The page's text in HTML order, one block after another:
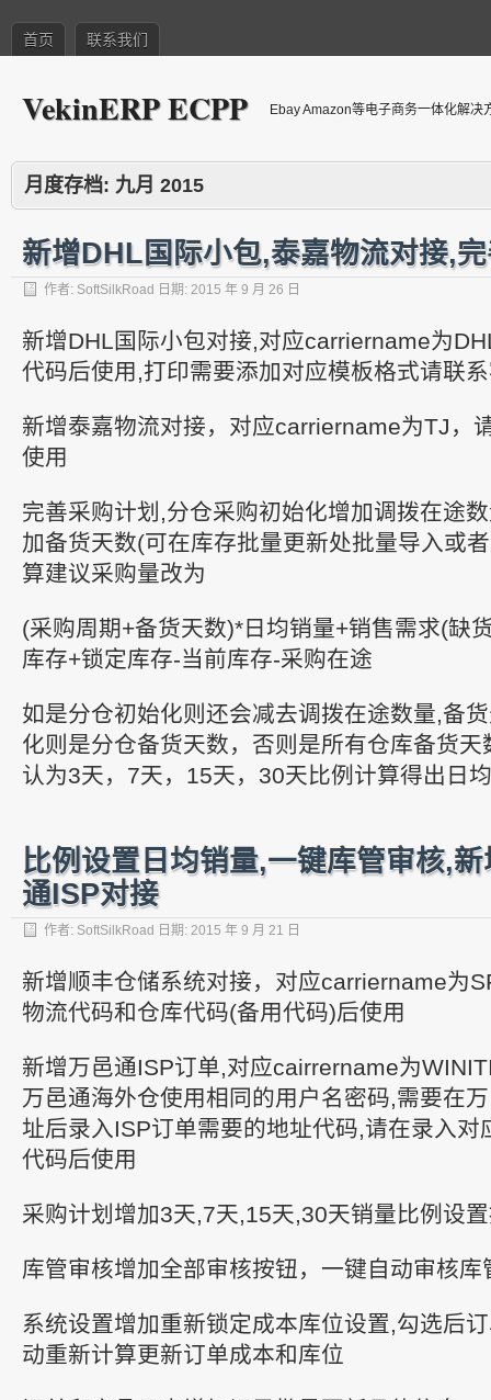
首页 联系我们
VekinERP ECPP Ebay Amazon等电子商务一体化解决
月度存档: 九月 2015
新增DHL国际小包,泰嘉物流对接,
作者: SoftSilkRoad 日期: 2015 年 9 月 26 日
新增DHL国际小包对接,对应carriername为
代码后使用,打印需要添加对应模板格式请联
新增泰嘉物流对接，对应carriername为TJ，
使用
完善采购计划,分仓采购初始化增加调拨在途
加备货天数(可在库存批量更新处批量导入或
算建议采购量改为
(采购周期+备货天数)*日均销量+销售需求(缺
库存+锁定库存-当前库存-采购在途
如是分仓初始化则还会减去调拨在途数量,备
化则是分仓备货天数，否则是所有仓库备货
认为3天，7天，15天，30天比例计算得出日
比例设置日均销量,一键库管审核,
通ISP对接
作者: SoftSilkRoad 日期: 2015 年 9 月 21 日
新增顺丰仓储系统对接，对应carriername为
物流代码和仓库代码(备用代码)后使用
新增万邑通ISP订单,对应cairrername为
万邑通海外仓使用相同的用户名密码,需要在
址后录入ISP订单需要的地址代码,请在录入对
代码后使用
采购计划增加3天,7天,15天,30天销量比例设
库管审核增加全部审核按钮，一键自动审核库
系统设置增加重新锁定成本库位设置,勾选后
动重新计算更新订单成本和库位